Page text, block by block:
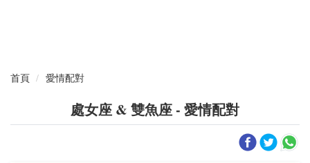
首頁 愛情配對
處女座 & 雙魚座 - 愛情配對